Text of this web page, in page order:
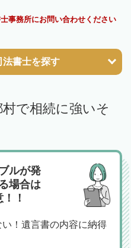
事務所にお問い合わせください
法書士を探す
で相続に強いそ
ルが発
場合は
！
！遺言書の内容に納得